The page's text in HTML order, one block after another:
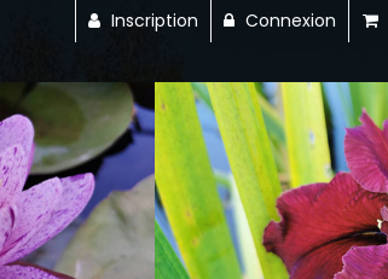
Inscription Connexion